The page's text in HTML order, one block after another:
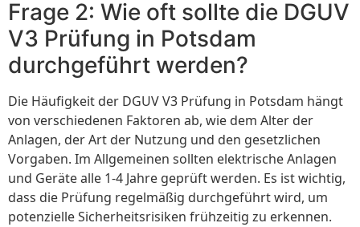
Frage 2: Wie oft sollte die DGUV
V3 Prüfung in Potsdam
durchgeführt werden?
Die Häufigkeit der DGUV V3 Prüfung in Potsdam hängt
von verschiedenen Faktoren ab, wie dem Alter der
Anlagen, der Art der Nutzung und den gesetzlichen
Vorgaben. Im Allgemeinen sollten elektrische Anlagen
und Geräte alle 1-4 Jahre geprüft werden. Es ist wichtig,
dass die Prüfung regelmäßig durchgeführt wird, um
potenzielle Sicherheitsrisiken frühzeitig zu erkennen.